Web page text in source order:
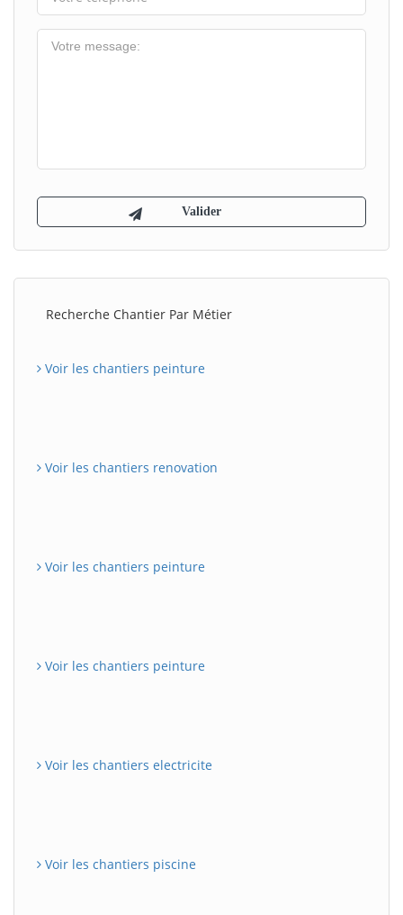
Recherche Chantier Par Métier
Voir les chantiers peinture
Voir les chantiers renovation
Voir les chantiers peinture
Voir les chantiers peinture
Voir les chantiers electricite
Voir les chantiers piscine